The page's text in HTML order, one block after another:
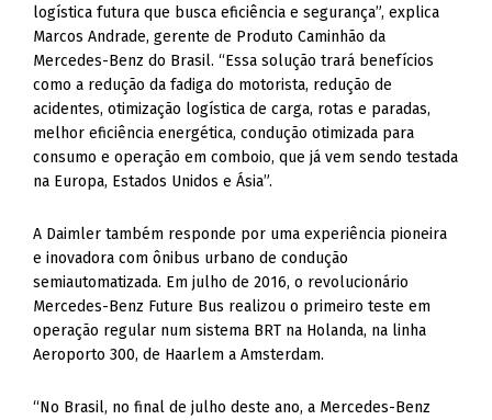
logística futura que busca eficiência e segurança”, explica
Marcos Andrade, gerente de Produto Caminhão da
Mercedes-Benz do Brasil. “Essa solução trará benefícios
como a redução da fadiga do motorista, redução de
acidentes, otimização logística de carga, rotas e paradas,
melhor eficiência energética, condução otimizada para
consumo e operação em comboio, que já vem sendo testada
na Europa, Estados Unidos e Ásia”.
A Daimler também responde por uma experiência pioneira
e inovadora com ônibus urbano de condução
semiautomatizada. Em julho de 2016, o revolucionário
Mercedes-Benz Future Bus realizou o primeiro teste em
operação regular num sistema BRT na Holanda, na linha
Aeroporto 300, de Haarlem a Amsterdam.
“No Brasil, no final de julho deste ano, a Mercedes-Benz